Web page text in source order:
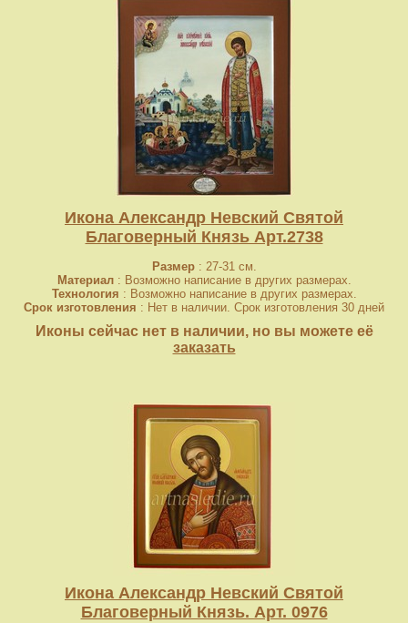
Икона Александр Невский Святой
Благоверный Князь Арт.2738
Размер: 27-31 см.
Материал: Возможно написание в других размерах.
Технология : Возможно написание в других размерах.
Срок изготовления : Нет в наличии. Срок изготовления 30 дней
Иконы сейчас нет в наличии, но вы можете её
заказать
Икона Александр Невский Святой
Благоверный Князь. Арт. 0976